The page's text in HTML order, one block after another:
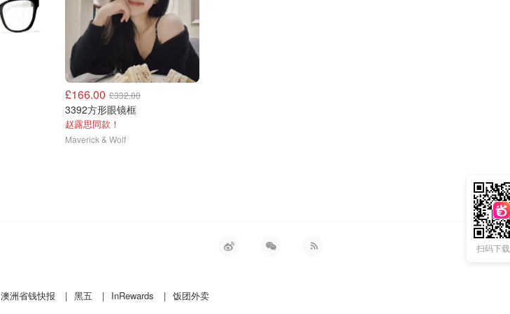
£166.00 £332.00
3392方形眼镜框
赵露思同款！
Maverick & Wolf
扫码下
澳洲省钱快报 | 黑五 | InRewards | 饭团外卖